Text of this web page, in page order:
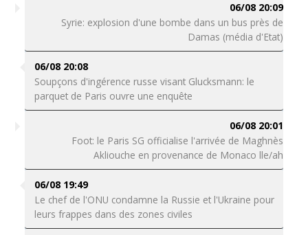
06/08 20:09
Syrie: explosion d'une bombe dans un bus près de
Damas (média d'Etat)
06/08 20:08
Soupçons d'ingérence russe visant Glucksmann: le
parquet de Paris ouvre une enquête
06/08 20:01
Foot: le Paris SG officialise l'arrivée de Maghnès
Akliouche en provenance de Monaco lle/ah
06/08 19:49
Le chef de l'ONU condamne la Russie et l'Ukraine pour
leurs frappes dans des zones civiles